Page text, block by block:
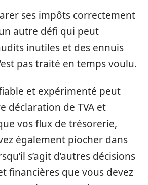
ses impôts correctement
autre défi qui peut
inutiles et des ennuis
pas traité en temps voulu.
et expérimenté peut
déclaration de TVA et
vos flux de trésorerie,
également piocher dans
s’agit d’autres décisions
financières que vous devez